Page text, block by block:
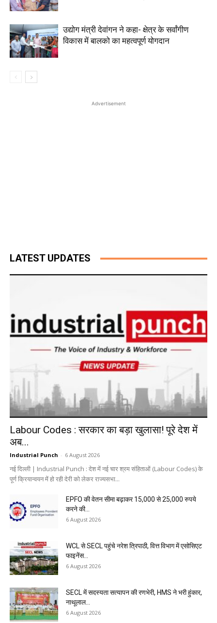
उद्योग मंत्री देवांगन ने कहा- क्षेत्र के सर्वांगीण
विकास में बालको का महत्वपूर्ण योगदान
Advertisement
LATEST UPDATES
Labour Codes : सरकार का बड़ा खुलासा! पूरे देश में
अब...
Industrial Punch - 6 August 2026
नई दिल्ली | Industrial Punch : देश में नई चार श्रम संहिताओं (Labour Codes) के
पूर्ण क्रियान्वयन में हो रही देरी को लेकर राज्यसभा...
EPFO की वेतन सीमा बढ़ाकर 15,000 से 25,000 रुपये
करने की...
6 August 2026
WCL से SECL पहुंचे नरेश त्रिपाठी, वित्त विभाग में एसोसिएट
फाइनेंस...
6 August 2026
SECL में सदस्यता सत्यापन की रणभेरी, HMS ने भरी हुंकार,
नाथूलाल...
6 August 2026